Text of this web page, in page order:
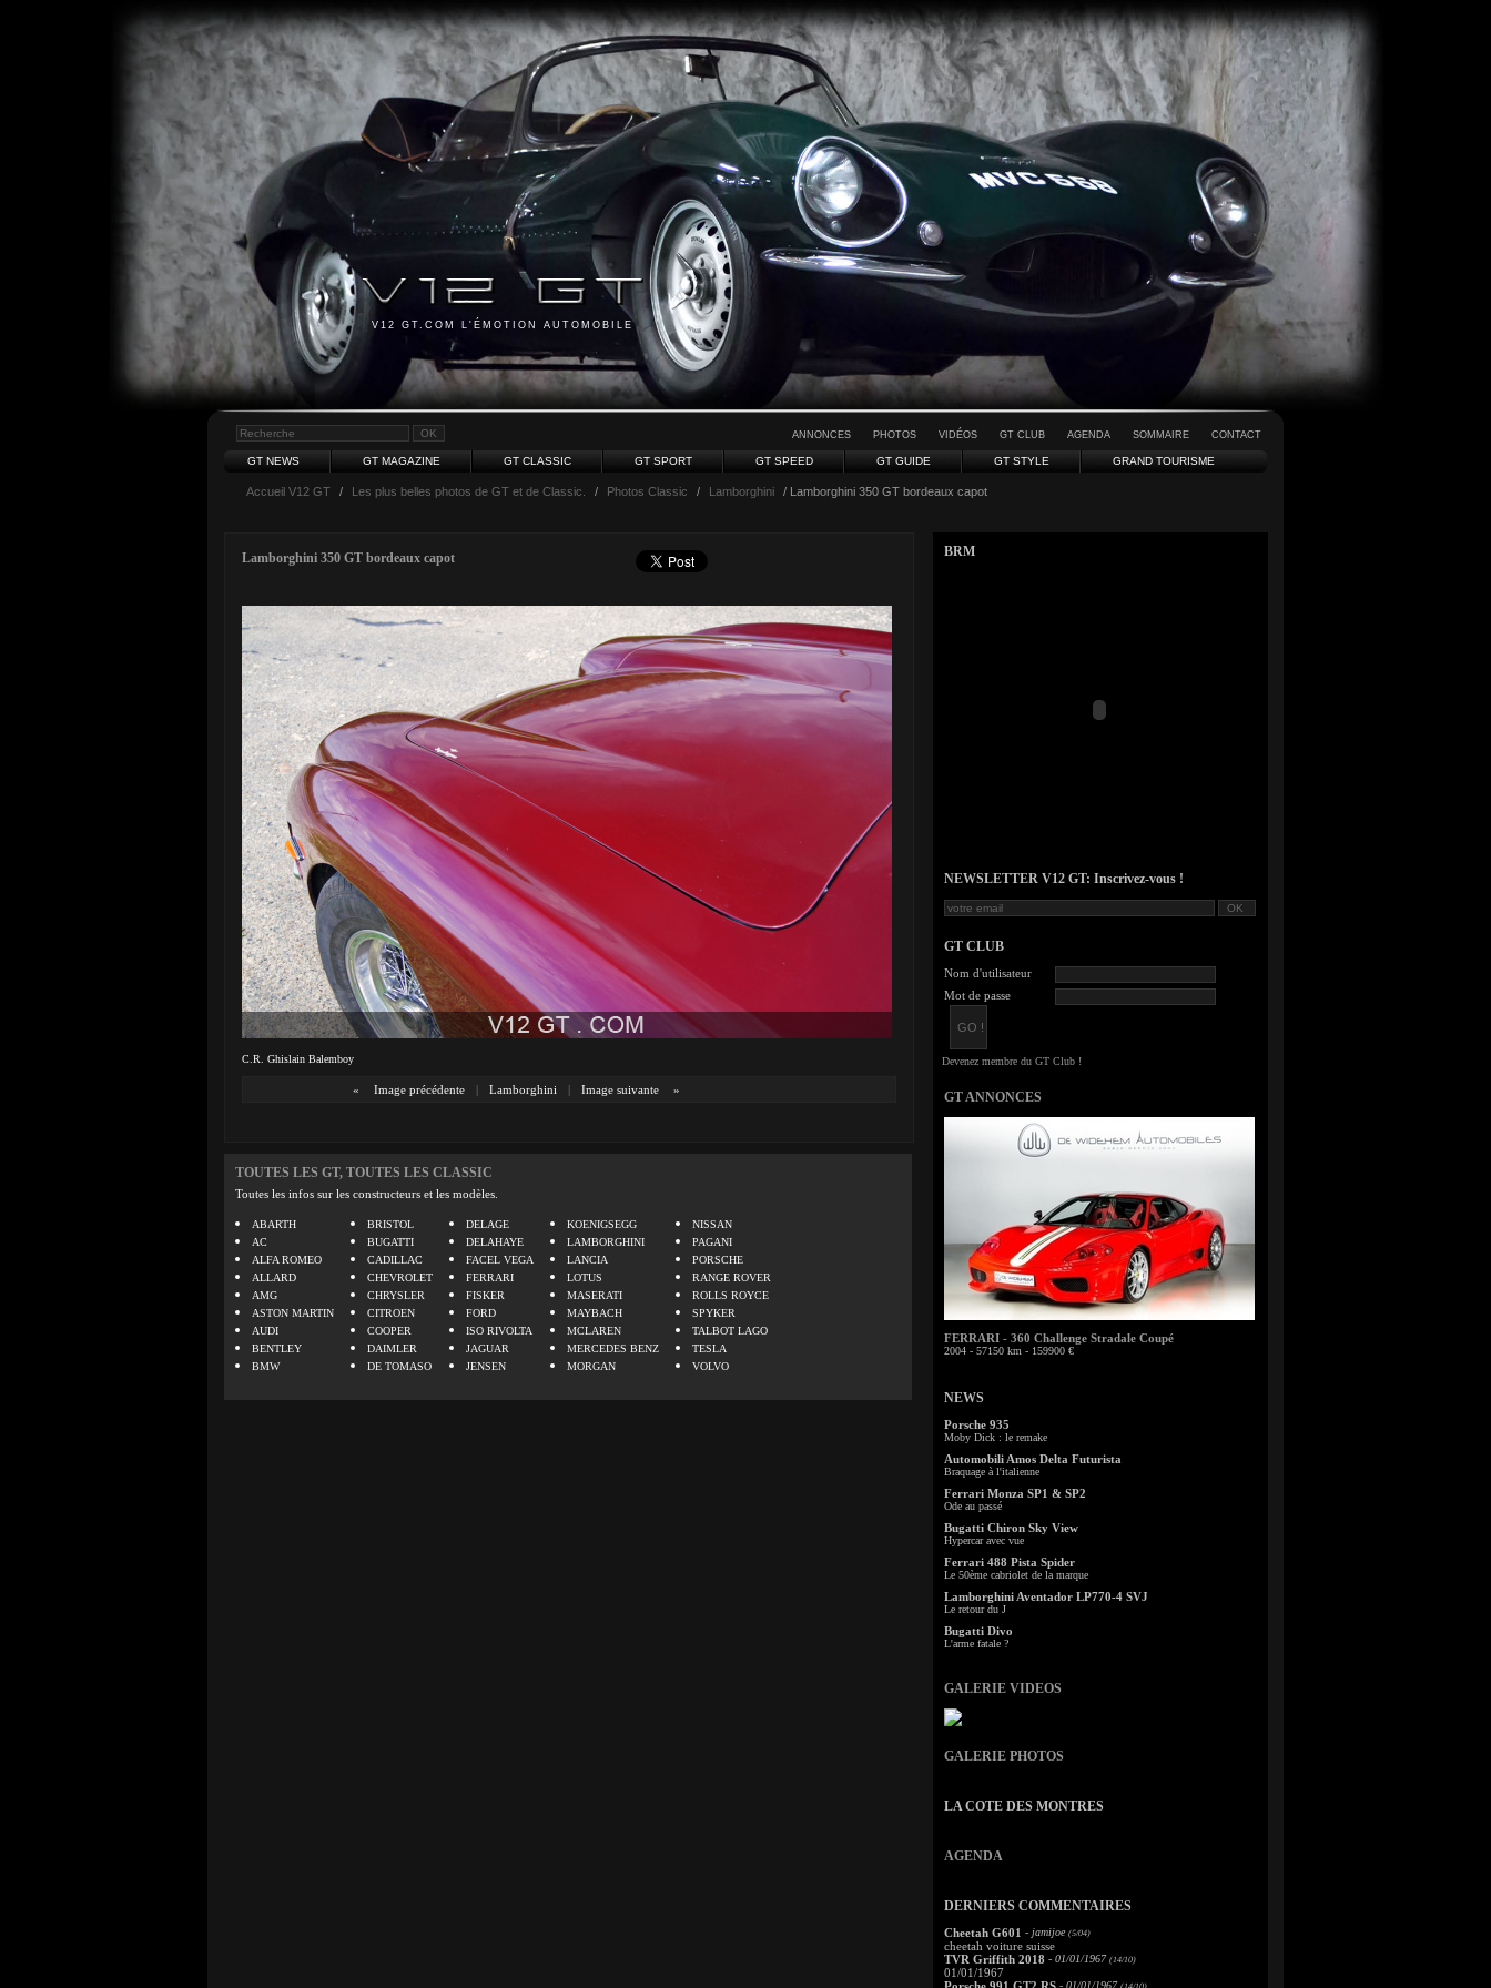
V12 GT.COM L'ÉMOTION AUTOMOBILE
ANNONCES PHOTOS VIDÉOS GT CLUB AGENDA SOMMAIRE CONTACT
GT NEWS GT MAGAZINE GT CLASSIC GT SPORT GT SPEED GT GUIDE GT STYLE GRAND TOURISME
Accueil V12 GT / Les plus belles photos de GT et de Classic. / Photos Classic / Lamborghini / Lamborghini 350 GT bordeaux capot
Lamborghini 350 GT bordeaux capot
C.R. Ghislain Balemboy
« Image précédente | Lamborghini | Image suivante »
TOUTES LES GT, TOUTES LES CLASSIC
Toutes les infos sur les constructeurs et les modèles.
ABARTH
AC
ALFA ROMEO
ALLARD
AMG
ASTON MARTIN
AUDI
BENTLEY
BMW
BRISTOL
BUGATTI
CADILLAC
CHEVROLET
CHRYSLER
CITROEN
COOPER
DAIMLER
DE TOMASO
DELAGE
DELAHAYE
FACEL VEGA
FERRARI
FISKER
FORD
ISO RIVOLTA
JAGUAR
JENSEN
KOENIGSEGG
LAMBORGHINI
LANCIA
LOTUS
MASERATI
MAYBACH
MCLAREN
MERCEDES BENZ
MORGAN
NISSAN
PAGANI
PORSCHE
RANGE ROVER
ROLLS ROYCE
SPYKER
TALBOT LAGO
TESLA
VOLVO
BRM
NEWSLETTER V12 GT: Inscrivez-vous !
GT CLUB
Nom d'utilisateur
Mot de passe
GT ANNONCES
FERRARI - 360 Challenge Stradale Coupé
2004 - 57150 km - 159900 €
NEWS
Porsche 935
Moby Dick : le remake
Automobili Amos Delta Futurista
Braquage à l'italienne
Ferrari Monza SP1 & SP2
Ode au passé
Bugatti Chiron Sky View
Hypercar avec vue
Ferrari 488 Pista Spider
Le 50ème cabriolet de la marque
Lamborghini Aventador LP770-4 SVJ
Le retour du J
Bugatti Divo
L'arme fatale ?
GALERIE VIDEOS
GALERIE PHOTOS
LA COTE DES MONTRES
AGENDA
DERNIERS COMMENTAIRES
Cheetah G601 - jamijoe (5/04)
cheetah voiture suisse
TVR Griffith 2018 - 01/01/1967 (14/10)
01/01/1967
- 01/01/1967